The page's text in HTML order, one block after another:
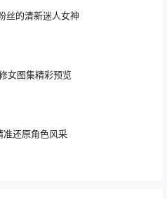
丝的清新迷人女神
女图集精彩预览
还原角色风采